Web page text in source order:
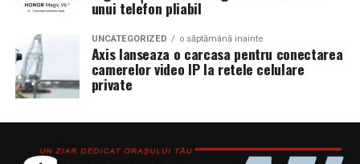
unui telefon pliabil
UNCATEGORIZED o săptămână inainte
Axis lanseaza o carcasa pentru conectarea
camerelor video IP la retele celulare
private